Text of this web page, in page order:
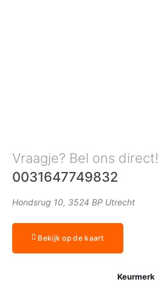
Vraagje? Bel ons direct!
0031647749832
Hondsrug 10, 3524 BP Utrecht
Bekijk op de kaart
Keurmerk